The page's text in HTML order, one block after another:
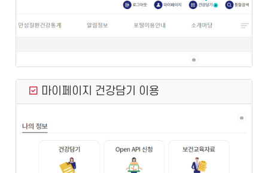
마이페이지 건강담기 이용